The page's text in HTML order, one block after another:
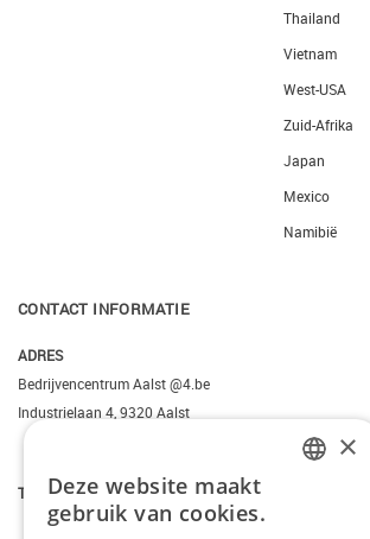
Thailand
Vietnam
West-USA
Zuid-Afrika
Japan
Mexico
Namibië
CONTACT INFORMATIE
ADRES
Bedrijvencentrum Aalst @4.be
Industrielaan 4, 9320 Aalst
T. +3223095206
×
Deze website maakt
gebruik van cookies.